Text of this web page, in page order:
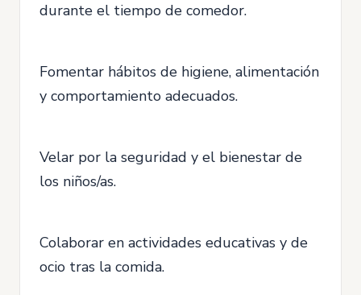
durante el tiempo de comedor.
Fomentar hábitos de higiene, alimentación
y comportamiento adecuados.
Velar por la seguridad y el bienestar de
los niños/as.
Colaborar en actividades educativas y de
ocio tras la comida.